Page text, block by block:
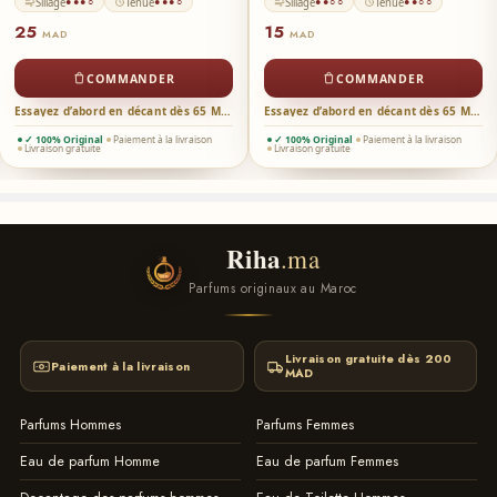
25 MAD
COMMANDER
Essayez d’abord en décant dès 65 MAD →
✓ 100% Original Paiement à la livraison
Livraison gratuite
15 MAD
COMMANDER
Essayez d’abord en décant dès 65 MAD →
✓ 100% Original Paiement à la livraison
Livraison gratuite
Riha.ma
Parfums originaux au Maroc
Paiement à la livraison
Livraison gratuite dès 200
MAD
Parfums Hommes
Parfums Femmes
Eau de parfum Homme
Eau de parfum Femmes